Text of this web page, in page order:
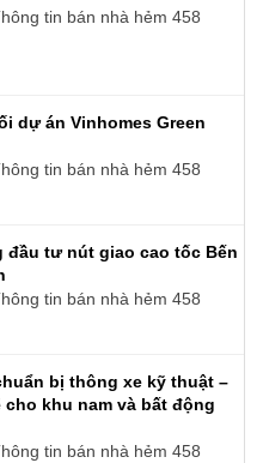
tin bán nhà hẻm 458
dự án Vinhomes Green
tin bán nhà hẻm 458
đầu tư nút giao cao tốc Bến
tin bán nhà hẻm 458
bị thông xe kỹ thuật –
cho khu nam và bất động
tin bán nhà hẻm 458